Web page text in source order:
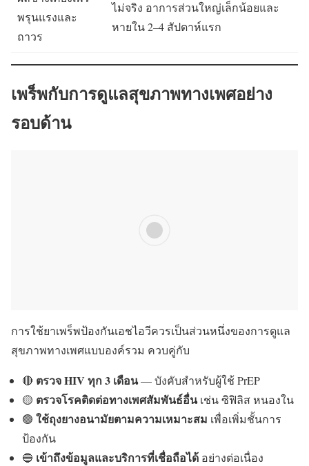
พรุนแรงและ
ถาวร
ไม่จริง อาการส่วนใหญ่เล็กน้อยและ
หายใน 2–4 สัปดาห์แรก
เพร็พกับการดูแลสุขภาพทางเพศอย่าง
รอบด้าน
การใช้ยาเพร็พป้องกันเอชไอวีควรเป็นส่วนหนึ่งของการดูแล
สุขภาพทางเพศแบบองค์รวม ควบคู่กับ
🔴 ตรวจ HIV ทุก 3 เดือน— บังคับสำหรับผู้ใช้ PrEP
🟡 ตรวจโรคติดต่อทางเพศสัมพันธ์อื่นเช่น ซิฟิลิส หนองใน
🟢 ใช้ถุงยางอนามัยตามความเหมาะสม เพื่อเพิ่มชั้นการ
ป้องกัน
🔵 เข้าถึงข้อมูลและบริการที่เชื่อถือได้ อย่างต่อเนื่อง